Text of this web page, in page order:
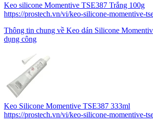
Keo silicone Momentive TSE387 Trắng 100g
https://prostech.vn/vi/keo-silicone-momentive-
Thông tin chung về Keo dán Silicone
dụng công
Keo Silicone Momentive TSE387 333ml
https://prostech.vn/vi/keo-silicone-momentive-